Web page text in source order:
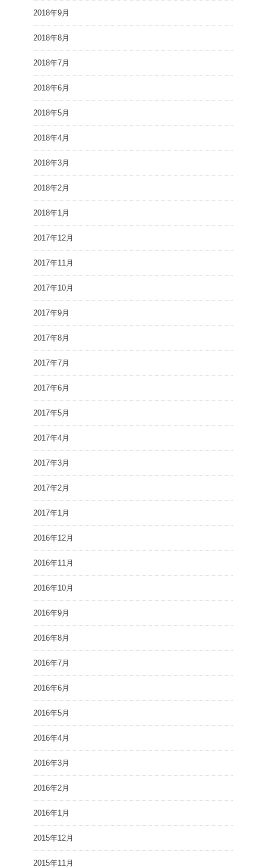
2018年9月
2018年8月
2018年7月
2018年6月
2018年5月
2018年4月
2018年3月
2018年2月
2018年1月
2017年12月
2017年11月
2017年10月
2017年9月
2017年8月
2017年7月
2017年6月
2017年5月
2017年4月
2017年3月
2017年2月
2017年1月
2016年12月
2016年11月
2016年10月
2016年9月
2016年8月
2016年7月
2016年6月
2016年5月
2016年4月
2016年3月
2016年2月
2016年1月
2015年12月
2015年11月